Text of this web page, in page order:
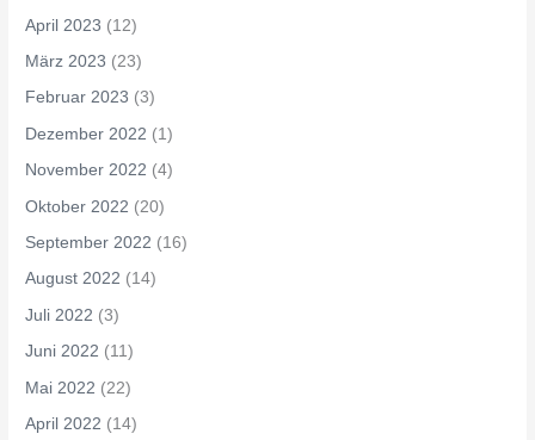
April 2023 (12)
März 2023 (23)
Februar 2023 (3)
Dezember 2022 (1)
November 2022 (4)
Oktober 2022 (20)
September 2022 (16)
August 2022 (14)
Juli 2022 (3)
Juni 2022 (11)
Mai 2022 (22)
April 2022 (14)